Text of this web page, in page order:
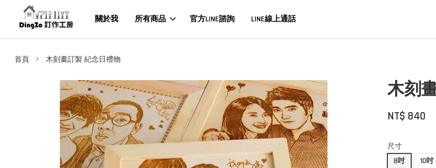
關於我 所有商品 官方LINE諮詢 LINE線上通話
首頁 › 木刻畫訂製 紀念日禮物
木刻
NT$ 840
尺寸
8吋
10吋